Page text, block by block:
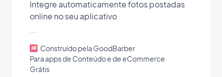
Integre automaticamente fotos postadas
online no seu aplicativo
Construído pela GoodBarber
Para apps de Conteúdo e de eCommerce
Grátis